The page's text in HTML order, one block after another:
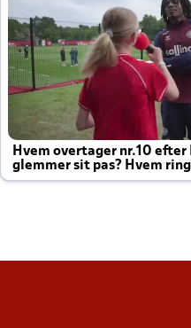
Hvem overtager nr.10 efter
glemmer sit pas? Hvem
altid til efter kampe?